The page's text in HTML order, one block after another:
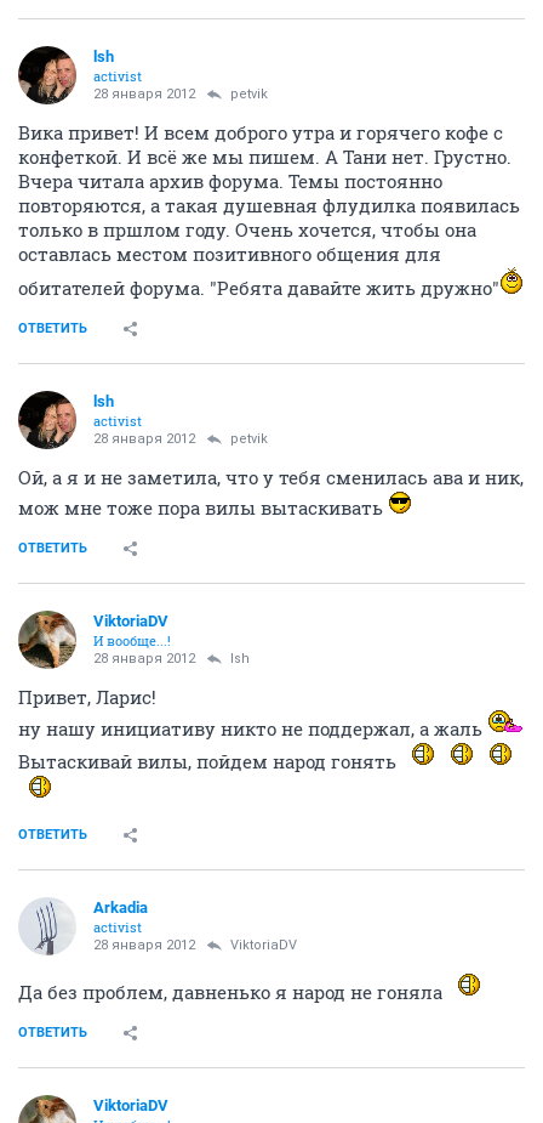
lsh
activist
28 января 2012 petvik
Вика привет! И всем доброго утра и горячего кофе с
конфеткой. И всё же мы пишем. А Тани нет. Грустно.
Вчера читала архив форума. Темы постоянно
повторяются, а такая душевная флудилка появилась
только в пршлом году. Очень хочется, чтобы она
оставлась местом позитивного общения для
обитателей форума. "Ребята давайте жить дружно"
ОТВЕТИТЬ
lsh
activist
28 января 2012 petvik
Ой, а я и не заметила, что у тебя сменилась ава и ник,
мож мне тоже пора вилы вытаскивать
ОТВЕТИТЬ
ViktoriaDV
И вообще...!
28 января 2012 lsh
Привет, Ларис!
ну нашу инициативу никто не поддержал, а жаль
Вытаскивай вилы, пойдем народ гонять
ОТВЕТИТЬ
Arkadia
activist
28 января 2012 ViktoriaDV
Да без проблем, давненько я народ не гоняла
ОТВЕТИТЬ
ViktoriaDV